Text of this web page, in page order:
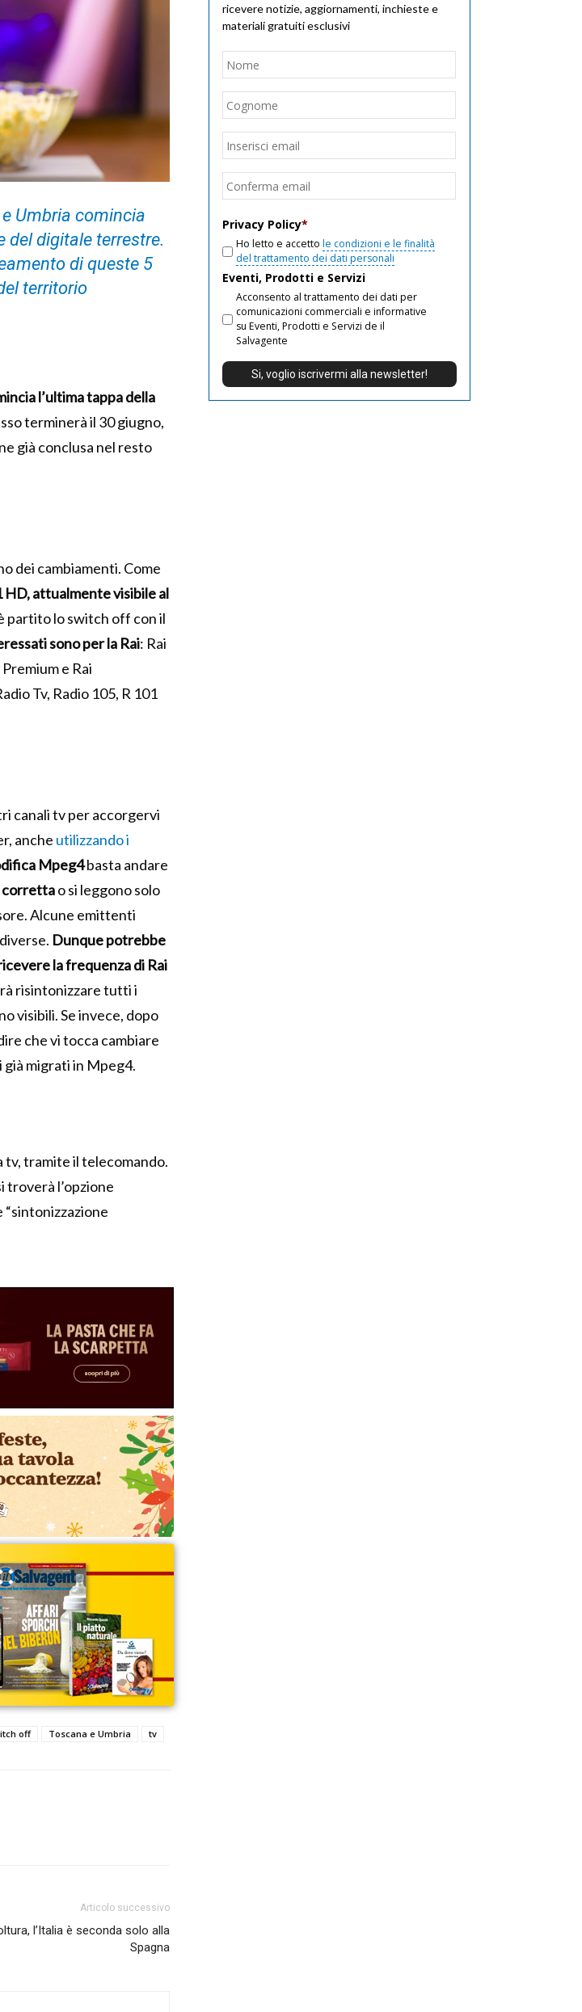
Umbria comincia
del digitale terrestre.
di queste 5
territorio
l’ultima tappa della
terminerà il 30 giugno,
già conclusa nel resto
dei cambiamenti. Come
HD, attualmente visibile al
partito lo switch off con il
sono per la Rai: Rai
Premium e Rai
Tv, Radio 105, R 101
canali tv per accorgervi
anche utilizzando i
Mpeg4basta andare
correttao si leggono solo
Alcune emittenti
Dunque potrebbe
la frequenza di Rai
risintonizzare tutti i
visibili. Se invece, dopo
che vi tocca cambiare
migrati in Mpeg4.
tv, tramite il telecomando.
troverà l’opzione
“sintonizzazione
off Toscana e Umbria tv
Articolo successivo
l’Italia è seconda solo alla
Spagna
ricevere notizie, aggiornamenti, inchieste e
materiali gratuiti esclusivi
Nome
Email
Privacy Policy*
Ho letto e accetto le condizioni e le finalità
del trattamento dei dati personali
Eventi, Prodotti e Servizi
Acconsento al trattamento dei dati per
comunicazioni commerciali e informative
su Eventi, Prodotti e Servizi de il
Salvagente